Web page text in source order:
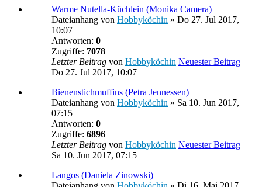
Warme Nutella-Küchlein (Monika Camera)
Dateianhang von Hobbyköchin » Do 27. Jul 2017,
10:07
Antworten: 0
Zugriffe: 7078
Letzter Beitrag von Hobbyköchin Neuester Beitrag
Do 27. Jul 2017, 10:07
Bienenstichmuffins (Petra Jennessen)
Dateianhang von Hobbyköchin » Sa 10. Jun 2017,
07:15
Antworten: 0
Zugriffe: 6896
Letzter Beitrag von Hobbyköchin Neuester Beitrag
Sa 10. Jun 2017, 07:15
Langos (Daniela Zinowski)